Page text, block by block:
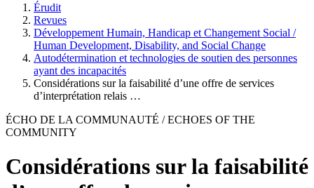
Érudit
Revues
Développement Humain, Handicap et Changement Social /
Human Development, Disability, and Social Change
Autodétermination et technologies de soutien des personnes
ayant des incapacités
Considérations sur la faisabilité d’une offre de services
d’interprétation relais …
ÉCHO DE LA COMMUNAUTÉ / ECHOES OF THE
COMMUNITY
Considérations sur la faisabilité